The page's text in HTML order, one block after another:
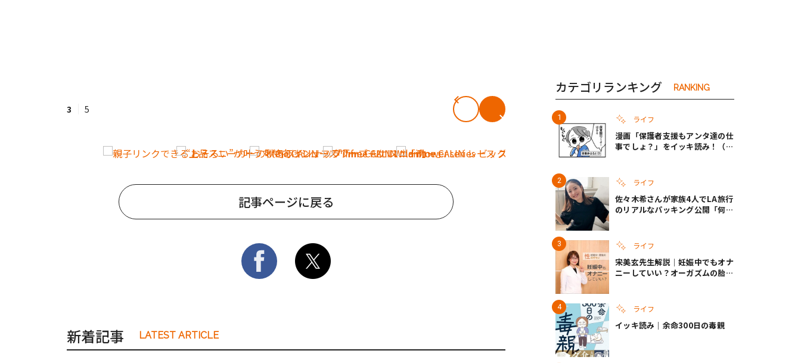
3 5
記事ページに戻る
新着記事 LATEST ARTICLE
カテゴリランキング RANKING
ライフ
漫画「保護者支援もアンタ達の仕
事でしょ？」をイッキ読み！（右
ライフ
佐々木希さんが家族4人でLA旅行
のリアルなパッキング公開「何が
ライフ
宋美玄先生解説｜妊娠中でもオナ
ニーしていい？オーガズムの胎児
ライフ
イッキ読み｜余命300日の毒親